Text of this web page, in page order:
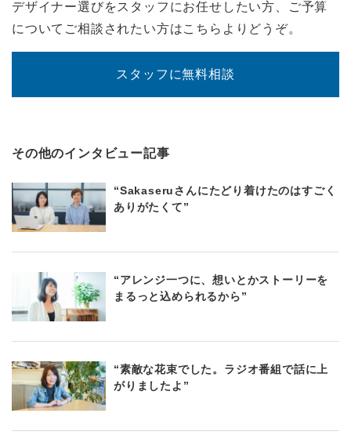
デザイナー選びをスタッフにお任せしたい方、ご予算
についてご相談されたい方はこちらよりどうぞ。
スタッフに無料相談
その他のインタビュー記事
“Sakaseruさんにたどり着けたのはすごく
ありがたくて”
“アレンジ一つに、想いとかストーリーを
まるっと込められるから”
“素敵な花束でした。ラジオ番組で話に上
がりましたよ”